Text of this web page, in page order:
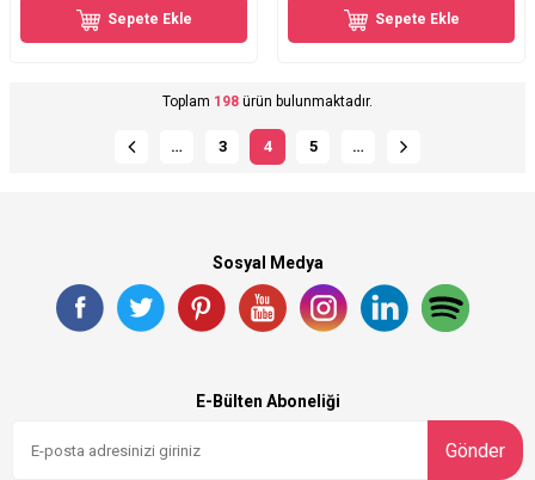
Sepete Ekle Sepete Ekle
Toplam 198 ürün bulunmaktadır.
… 3 4 5 …
Sosyal Medya
E-Bülten Aboneliği
Gönder